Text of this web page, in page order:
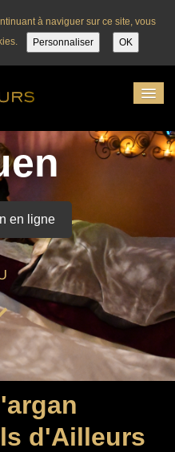
à naviguer sur ce site, vous
Personnaliser OK
en ligne
d'Ailleurs